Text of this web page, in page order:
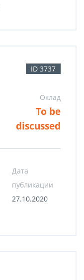
ID 3737
Оклад
To be
discussed
Дата
публикации
27.10.2020